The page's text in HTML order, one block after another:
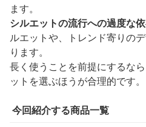
ます。
シルエットの流行への過度な
ルエットや、トレンド寄りの
ります。
長く使うことを前提にするな
ットを選ぶほうが合理的です。
今回紹介する商品一覧